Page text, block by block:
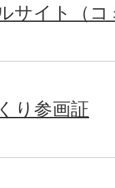
サイト（
り参画証